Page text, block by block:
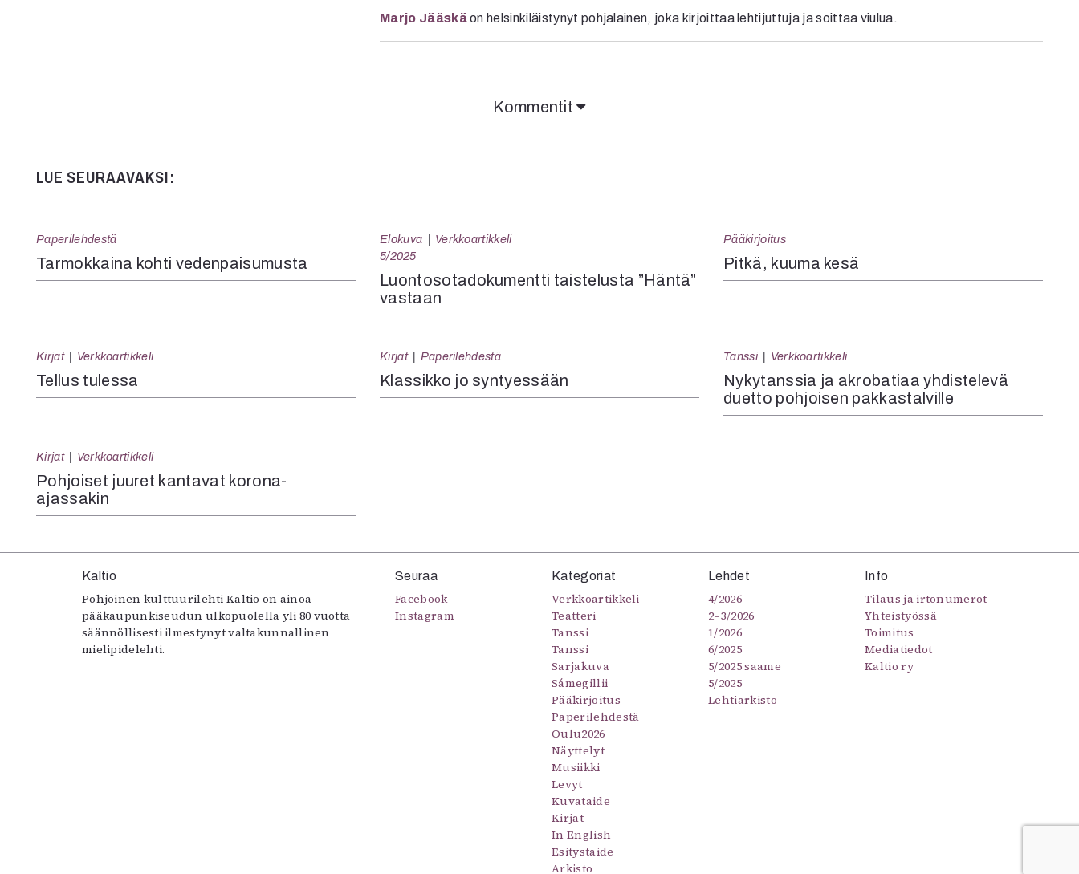
Marjo Jääskäon helsinkiläistynyt pohjalainen, joka kirjoittaa lehtijuttuja ja soittaa viulua.
Kommentit
LUE SEURAAVAKSI:
Paperilehdestä
Tarmokkaina kohti vedenpaisumusta
Elokuva
Verkkoartikkeli
5/2025
Luontosotadokumentti taistelusta ”Häntä”
vastaan
Pääkirjoitus
Pitkä, kuuma kesä
Kirjat Verkkoartikkeli
Tellus tulessa
Kirjat Paperilehdestä
Klassikko jo syntyessään
Tanssi Verkkoartikkeli
Nykytanssia ja akrobatiaa yhdistelevä
duetto pohjoisen pakkastalville
Kirjat Verkkoartikkeli
Pohjoiset juuret kantavat korona-
ajassakin
Kaltio
Pohjoinen kulttuurilehti Kaltio on ainoa
pääkaupunkiseudun ulkopuolella yli 80 vuotta
säännöllisesti ilmestynyt valtakunnallinen
mielipidelehti.
Seuraa
Facebook
Instagram
Kategoriat
Verkkoartikkeli
Teatteri
Tanssi
Tanssi
Sarjakuva
Sámegillii
Pääkirjoitus
Paperilehdestä
Oulu2026
Näyttelyt
Musiikki
Levyt
Kuvataide
Kirjat
In English
Esitystaide
Arkisto
Lehdet
4/2026
2–3/2026
1/2026
6/2025
5/2025 saame
5/2025
Lehtiarkisto
Info
Tilaus ja irtonumerot
Yhteistyössä
Toimitus
Mediatiedot
Kaltio ry